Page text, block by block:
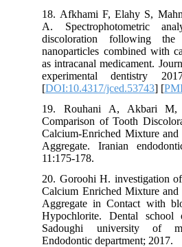
18. Afkhami F, Elahy S,
A. Spectrophotometric
discoloration following
nanoparticles combined with
as intracanal medicament.
experimental dentistry
[DOI:10.4317/jced.53743] [
19. Rouhani A, Akbari
Comparison of Tooth
Calcium-Enriched Mixture
Aggregate. Iranian
11:175-178.
20. Goroohi H. investigation
Calcium Enriched Mixture
Aggregate in Contact with
Hypochlorite. Dental
Sadoughi university of
Endodontic department; 2017.